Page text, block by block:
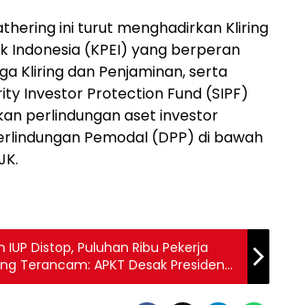
ini turut menghadirkan Kliring
Indonesia (KPEI) yang berperan
Kliring dan Penjaminan, serta
Investor Protection Fund (SIPF)
perlindungan aset investor
Pemodal (DPP) di bawah
IUP Distop, Puluhan Ribu Pekerja
Terancam: APKT Desak Presiden
ESDM Bahlil Lahadalia